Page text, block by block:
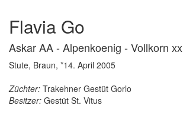
Flavia Go
Askar AA - Alpenkoenig - Vollkorn xx
Stute, Braun, *14. April 2005
Züchter: Trakehner Gestüt Gorlo
Besitzer: Gestüt St. Vitus